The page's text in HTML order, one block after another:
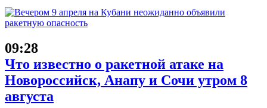
09:28
Что известно о ракетной атаке на
Новороссийск, Анапу и Сочи утром 8
августа